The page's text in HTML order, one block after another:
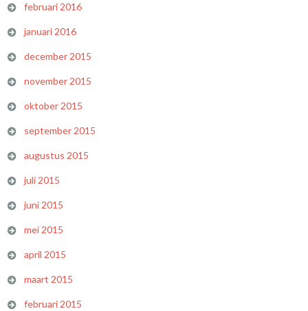
februari 2016
januari 2016
december 2015
november 2015
oktober 2015
september 2015
augustus 2015
juli 2015
juni 2015
mei 2015
april 2015
maart 2015
februari 2015